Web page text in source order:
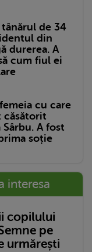
de 34
din
durerea. A
cum fiul ei
cu care
căsătorit
A fost
soție
interesa
copilului
pe
urmărești